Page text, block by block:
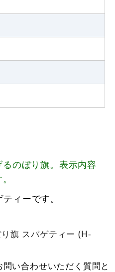
のぼり旗。表示内容
ィーです。
旗 スパゲティー (H-
い合わせいただく質問と